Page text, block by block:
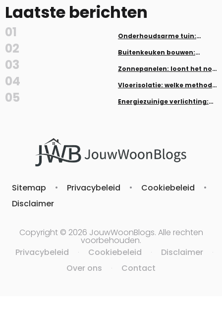
Laatste berichten
01
Onderhoudsarme tuin:
werk
02
Buitenkeuken bouwen:
03
Zonnepanelen: loont het nog
04
Vloerisolatie: welke methode
05
Energiezuinige verlichting:
Sitemap • Privacybeleid • Cookiebeleid
•
Disclaimer
Copyright © 2026 JouwWoonBlogs. Alle rechten
voorbehouden.
Privacybeleid
· Cookiebeleid · Disclaimer ·
Over ons · Contact